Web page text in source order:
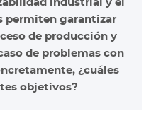
industrial y el
permiten garantizar
de producción y
de problemas con
¿cuáles
objetivos?